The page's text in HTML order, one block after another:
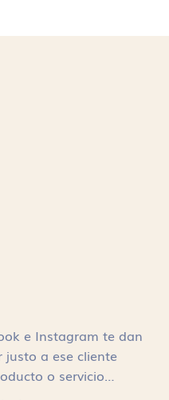
e Instagram te dan
a ese cliente
o servicio…